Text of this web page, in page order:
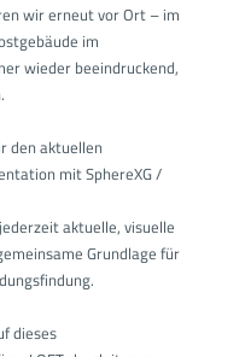
wir erneut vor Ort – im
im
wieder beeindruckend,
den aktuellen
mit SphereXG /
aktuelle, visuelle
Grundlage für
dieses